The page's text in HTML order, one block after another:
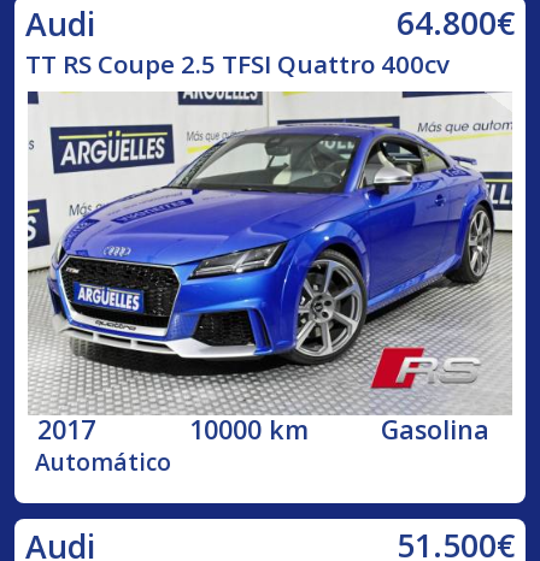
Audi 64.800€
TT RS Coupe 2.5 TFSI Quattro 400cv
2017 10000 km Gasolina
Automático
Audi 51.500€